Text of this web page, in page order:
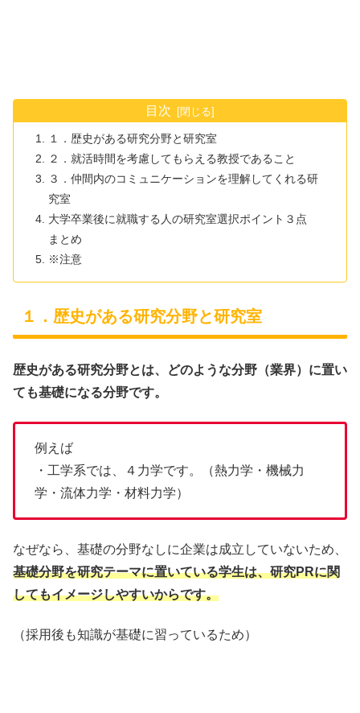
目次
１．歴史がある研究分野と研究室
２．就活時間を考慮してもらえる教授であること
３．仲間内のコミュニケーションを理解してくれる研
究室
大学卒業後に就職する人の研究室選択ポイント３点
まとめ
※注意
１．歴史がある研究分野と研究室
歴史がある研究分野とは、どのような分野（業界）に置い
ても基礎になる分野です。
例えば
・工学系では、４力学です。（熱力学・機械力
学・流体力学・材料力学）
なぜなら、基礎の分野なしに企業は成立していないため、
基礎分野を研究テーマに置いている学生は、研究PRに関
してもイメージしやすいからです。
（採用後も知識が基礎に習っているため）